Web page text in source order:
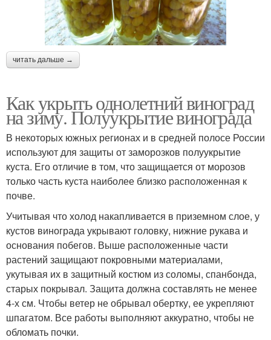
читать дальше →
Как укрыть однолетний виноград
на зиму. Полуукрытие винограда
В некоторых южных регионах и в средней полосе России
используют для защиты от заморозков полуукрытие
куста. Его отличие в том, что защищается от морозов
только часть куста наиболее близко расположенная к
почве.
Учитывая что холод накапливается в приземном слое, у
кустов винограда укрывают головку, нижние рукава и
основания побегов. Выше расположенные части
растений защищают покровными материалами,
укутывая их в защитный костюм из соломы, спанбонда,
старых покрывал. Защита должна составлять не менее
4-х см. Чтобы ветер не обрывал обертку, ее укрепляют
шпагатом. Все работы выполняют аккуратно, чтобы не
обломать почки.